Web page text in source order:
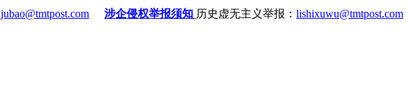
jubao@tmtpost.com 涉企侵权举报须知 历史虚无主义举报： lishixuwu@tmtpost.com